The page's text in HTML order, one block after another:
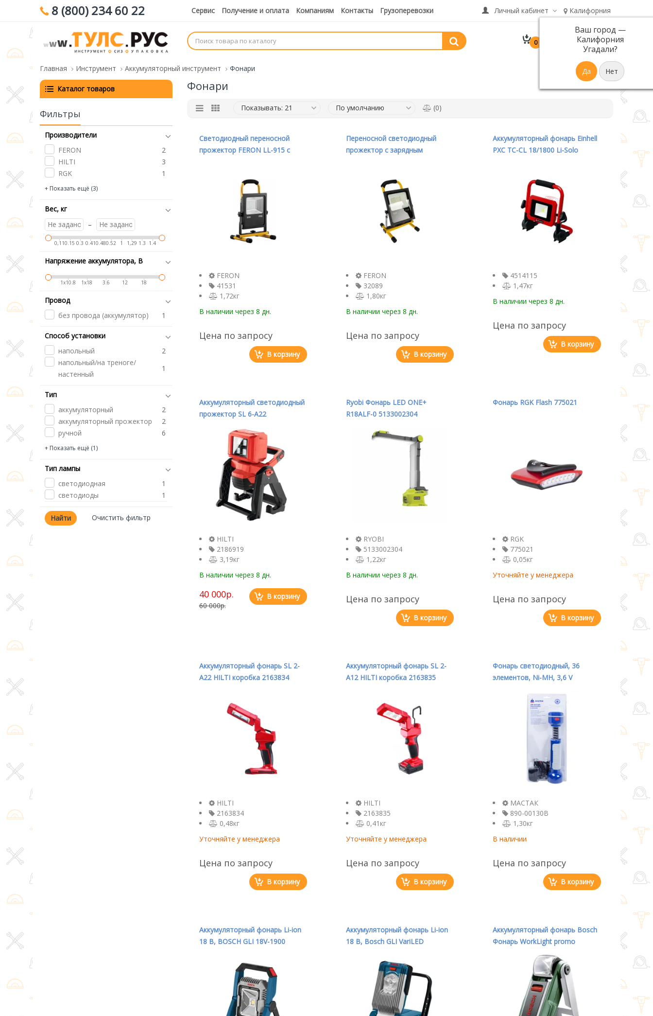
8 (800) 234 60 22 Сервис Получение и оплата Компаниям Контакты Грузоперевозки Личный кабинет Калифорния
Ваш город —
Калифорния
Угадали?
0
В корзине 0 товар(ов)
на сумму 0 р.
Главная Инструмент Аккумуляторный инструмент Фонари
Каталог товаров
Фильтры
Производители
FERON
2
HILTI
3
RGK
1
МАСТАК
RYOBI
+ Показать ещё (3)
Вес, кг
–
0,110.15 0.3 0.410.480.52 1 1,29 1.3 1.4
Напряжение аккумулятора, В
1х10.8 1х18 3.6 12 18
Провод
без провода (аккумулятор)
1
Способ установки
напольный
2
напольный/на треноге/
настенный
1
Тип
аккумуляторный
2
аккумуляторный прожектор
2
ручной
6
светодиодная
+ Показать ещё (1)
Тип лампы
светодиодная
1
светодиоды
1
Фонари
(0)
Светодиодный переносной
прожектор FERON LL-915 с
FERON
41531
1,72кг
В наличии через 8 дн.
Цена по запросу
В корзину
Переносной светодиодный
прожектор с зарядным
FERON
32089
1,80кг
В наличии через 8 дн.
Цена по запросу
В корзину
Аккумуляторный фонарь Einhell
PXC TC-CL 18/1800 Li-Solo
4514115
1,47кг
В наличии через 8 дн.
Цена по запросу
В корзину
Аккумуляторный светодиодный
прожектор SL 6-A22
HILTI
2186919
3,19кг
В наличии через 8 дн.
40 000р.
60 000р.
В корзину
Ryobi Фонарь LED ONE+
R18ALF-0 5133002304
RYOBI
5133002304
1,22кг
В наличии через 8 дн.
Цена по запросу
В корзину
Фонарь RGK Flash 775021
RGK
775021
0,05кг
Уточняйте у менеджера
Цена по запросу
В корзину
Аккумуляторный фонарь SL 2-
A22 HILTI коробка 2163834
HILTI
2163834
0,48кг
Уточняйте у менеджера
Цена по запросу
В корзину
Аккумуляторный фонарь SL 2-
A12 HILTI коробка 2163835
HILTI
2163835
0,41кг
Уточняйте у менеджера
Цена по запросу
В корзину
Фонарь светодиодный, 36
элементов, Ni-MH, 3,6 V
МАСТАК
890-00130B
1,30кг
В наличии
Цена по запросу
В корзину
Аккумуляторный фонарь Li-ion
18 В, BOSCH GLI 18V-1900
Аккумуляторный фонарь Li-ion
18 В, Bosch GLI VariLED
Аккумуляторный фонарь Bosch
Фонарь WorkLight promo